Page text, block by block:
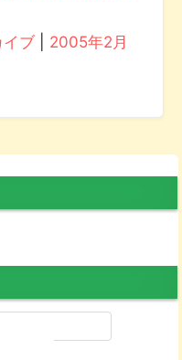
イブ
2005年2月